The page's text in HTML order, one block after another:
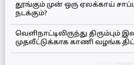
தூங்கும் முன் ஒரு ஏலக்காய்
நடக்கும்?
வெளிநாட்டிலிருந்து
முதலீட்டுக்காக காணி வழங்க